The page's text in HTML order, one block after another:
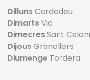
DillunsCardedeu
DimartsVic
DimecresSant Celoni
DijousGranollers
Diumenge Tordera